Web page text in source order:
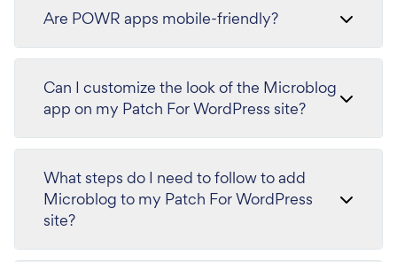
Are POWR apps mobile-friendly?
Can I customize the look of the Microblog
app on my Patch For WordPress site?
What steps do I need to follow to add
Microblog to my Patch For WordPress
site?